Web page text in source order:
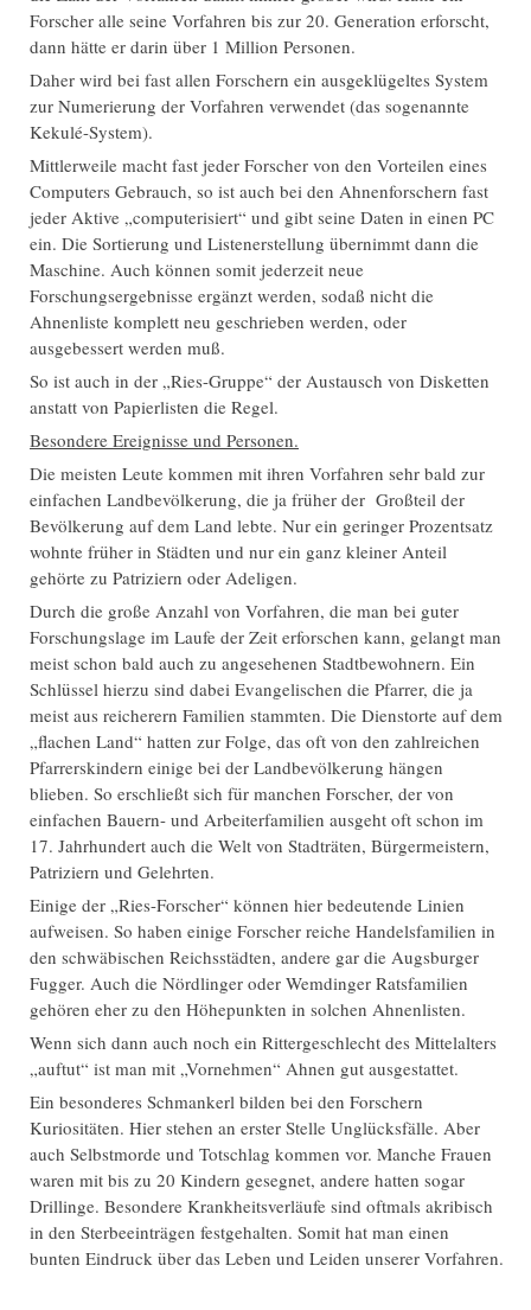
Forscher alle seine Vorfahren bis zur 20. Generation erforscht,
dann hätte er darin über 1 Million Personen.
Daher wird bei fast allen Forschern ein ausgeklügeltes System
zur Numerierung der Vorfahren verwendet (das sogenannte
Kekulé-System).
Mittlerweile macht fast jeder Forscher von den Vorteilen eines
Computers Gebrauch, so ist auch bei den Ahnenforschern fast
jeder Aktive „computerisiert“ und gibt seine Daten in einen PC
ein. Die Sortierung und Listenerstellung übernimmt dann die
Maschine. Auch können somit jederzeit neue
Forschungsergebnisse ergänzt werden, sodaß nicht die
Ahnenliste komplett neu geschrieben werden, oder
ausgebessert werden muß.
So ist auch in der „Ries-Gruppe“ der Austausch von Disketten
anstatt von Papierlisten die Regel.
Besondere Ereignisse und Personen.
Die meisten Leute kommen mit ihren Vorfahren sehr bald zur
einfachen Landbevölkerung, die ja früher der Großteil der
Bevölkerung auf dem Land lebte. Nur ein geringer Prozentsatz
wohnte früher in Städten und nur ein ganz kleiner Anteil
gehörte zu Patriziern oder Adeligen.
Durch die große Anzahl von Vorfahren, die man bei guter
Forschungslage im Laufe der Zeit erforschen kann, gelangt man
meist schon bald auch zu angesehenen Stadtbewohnern. Ein
Schlüssel hierzu sind dabei Evangelischen die Pfarrer, die ja
meist aus reicherern Familien stammten. Die Dienstorte auf dem
„flachen Land“ hatten zur Folge, das oft von den zahlreichen
Pfarrerskindern einige bei der Landbevölkerung hängen
blieben. So erschließt sich für manchen Forscher, der von
einfachen Bauern- und Arbeiterfamilien ausgeht oft schon im
17. Jahrhundert auch die Welt von Stadträten, Bürgermeistern,
Patriziern und Gelehrten.
Einige der „Ries-Forscher“ können hier bedeutende Linien
aufweisen. So haben einige Forscher reiche Handelsfamilien in
den schwäbischen Reichsstädten, andere gar die Augsburger
Fugger. Auch die Nördlinger oder Wemdinger Ratsfamilien
gehören eher zu den Höhepunkten in solchen Ahnenlisten.
Wenn sich dann auch noch ein Rittergeschlecht des Mittelalters
„auftut“ ist man mit „Vornehmen“ Ahnen gut ausgestattet.
Ein besonderes Schmankerl bilden bei den Forschern
Kuriositäten. Hier stehen an erster Stelle Unglücksfälle. Aber
auch Selbstmorde und Totschlag kommen vor. Manche Frauen
waren mit bis zu 20 Kindern gesegnet, andere hatten sogar
Drillinge. Besondere Krankheitsverläufe sind oftmals akribisch
in den Sterbeeinträgen festgehalten. Somit hat man einen
bunten Eindruck über das Leben und Leiden unserer Vorfahren.